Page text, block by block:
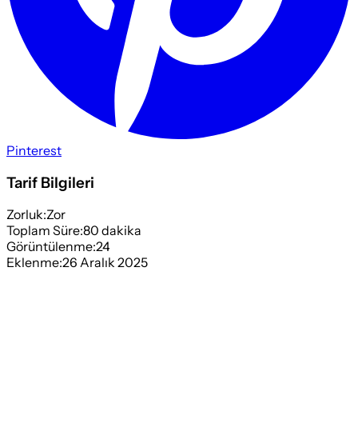
Pinterest
Tarif Bilgileri
Zorluk:Zor
Toplam Süre:80 dakika
Görüntülenme:24
Eklenme:26 Aralık 2025